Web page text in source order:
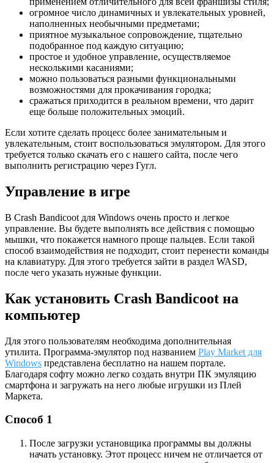
огромное число динамичных и увлекательных уровней,
наполненных необычными предметами;
приятное музыкальное сопровождение, тщательно
подобранное под каждую ситуацию;
простое и удобное управление, осуществляемое
несколькими касаниями;
можно пользоваться разными функциональными
возможностями для прокачивания городка;
сражаться приходится в реальном времени, что дарит
еще больше положительных эмоций.
Если хотите сделать процесс более занимательным и
увлекательным, стоит воспользоваться эмулятором. Для этого
требуется только скачать его с нашего сайта, после чего
выполнить регистрацию через Гугл.
Управление в игре
В Crash Bandicoot для Windows очень просто и легкое
управление. Вы будете выполнять все действия с помощью
мышки, что покажется намного проще пальцев. Если такой
способ взаимодействия не подходит, стоит перенести команды
на клавиатуру. Для этого требуется зайти в раздел WASD,
после чего указать нужные функции.
Как установить Crash Bandicoot на
компьютер
Для этого пользователям необходима дополнительная
утилита. Программа-эмулятор под названием Play Market для
Windows представлена бесплатно на нашем портале.
Благодаря софту можно легко создать внутри ПК эмуляцию
смартфона и загружать на него любые игрушки из Плей
Маркета.
Способ 1
После загрузки установщика программы вы должны
начать установку. Этот процесс ничем не отличается от